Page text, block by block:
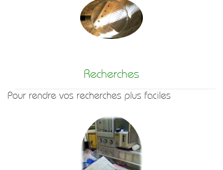
Recherches
Pour rendre vos recherches plus faciles